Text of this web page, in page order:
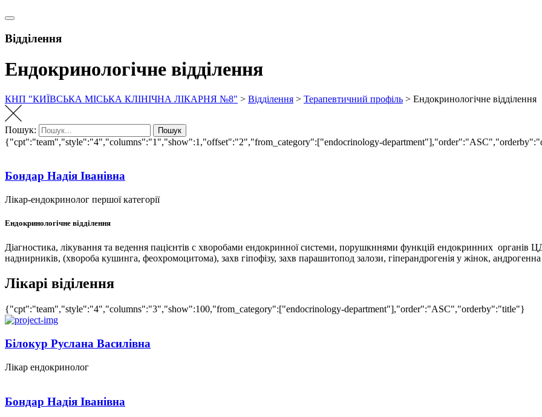
Відділення
Ендокринологічне відділення
КНП "КИЇВСЬКА МІСЬКА КЛІНІЧНА ЛІКАРНЯ №8" > Відділення > Терапевтичний профіль > Ендокринологічне відділення
Пошук: Пошук
{"cpt":"team","style":"4","columns":"1","show":1,"offset":"2","from_category":["endocrinology-
Бондар Надія Іванівна
Лікар-ендокринолог першої категорії
Ендокринологічне відділення
Діагностика, лікування та ведення пацієнтів с хворобами ендокринної системи, порушкннями функцій ендокринних органів
наднирників, (хвороба кушинга, феохромоцитома), захв гіпофізу, захв парашитопод залози, гіперандрогенія у жінок, андрогенна
Лікарі віділення
{"cpt":"team","style":"4","columns":"3","show":100,"from_category":["endocrinology-department"],"order":"ASC","orderby":"title"}
Білокур Руслана Василівна
Лікар ендокринолог
Бондар Надія Іванівна